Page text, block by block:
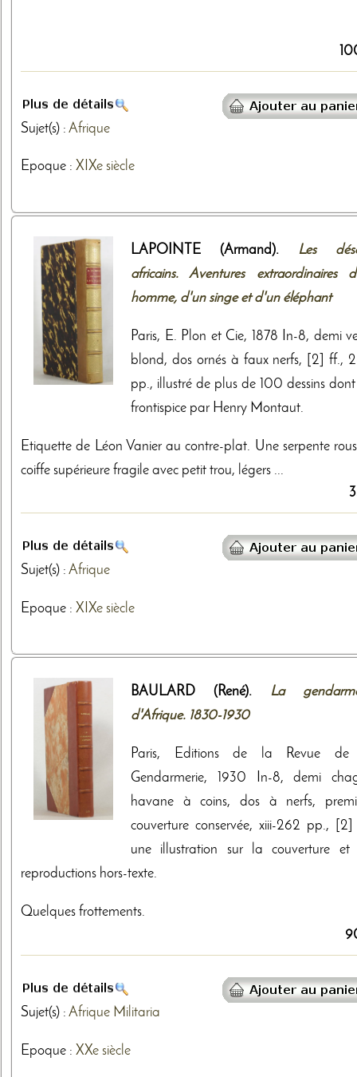
Sujet(s) : Afrique
Epoque : XIXe siècle
LAPOINTE (Armand). Les
africains. Aventures extraordinaires
homme, d'un singe et d'un éléphant
Paris, E. Plon et Cie, 1878 In-8, demi
blond, dos ornés à faux nerfs, [2] ff.,
pp., illustré de plus de 100 dessins
frontispice par Henry Montaut.
Etiquette de Léon Vanier au contre-plat. Une serpente
coiffe supérieure fragile avec petit trou, légers ...
Sujet(s) : Afrique
Epoque : XIXe siècle
BAULARD (René). La
d'Afrique. 1830-1930
Paris, Editions de la Revue
Gendarmerie, 1930 In-8, demi
havane à coins, dos à nerfs,
couverture conservée, xiii-262 pp.,
une illustration sur la couverture et
reproductions hors-texte.
Quelques frottements.
Sujet(s) : Afrique Militaria
Epoque : XXe siècle